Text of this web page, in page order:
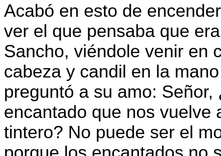
Acabó en esto de
ver el que pensaba que
Sancho, viéndole venir en
cabeza y candil en la
preguntó a su amo:
encantado que nos vuelve
tintero? No puede ser el